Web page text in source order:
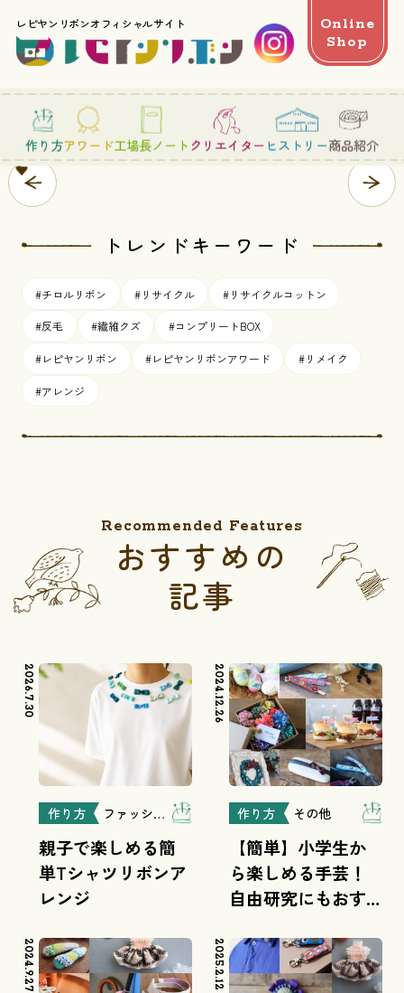
レピヤンリボンオフィシャルサイト
Online
Shop
作り方アワード工場長ノートクリエイター ヒストリー商品紹介
SCROLL
トレンドキーワード
#チロルリボン #リサイクル #リサイクルコットン
#反毛 #繊維クズ #コンプリートBOX
#レピヤンリボン #レピヤンリボンアワード #リメイク
#アレンジ
Recommended Features
おすすめの
記事
2026.7.30
作り方 ファッション
親子で楽しめる簡
単Tシャツリボンア
レンジ
2024.12.26
作り方 その他
【簡単】小学生か
ら楽しめる手芸！
自由研究にもおす
2024.9.27 2025.2.12